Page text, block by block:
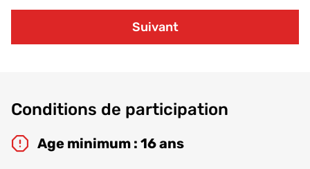
Suivant
Conditions de participation
Age minimum : 16 ans